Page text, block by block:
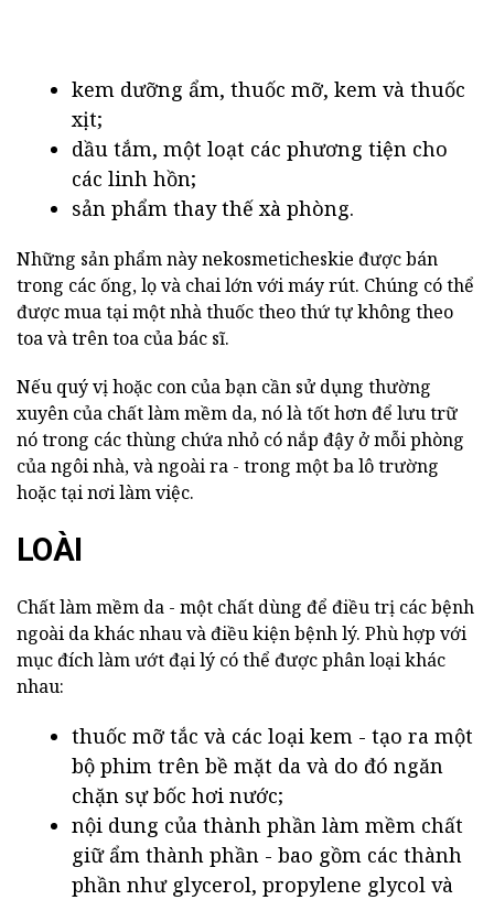
kem dưỡng ẩm, thuốc mỡ, kem và thuốc
xịt;
dầu tắm, một loạt các phương tiện cho
các linh hồn;
sản phẩm thay thế xà phòng.
Những sản phẩm này nekosmeticheskie được bán
trong các ống, lọ và chai lớn với máy rút. Chúng có thể
được mua tại một nhà thuốc theo thứ tự không theo
toa và trên toa của bác sĩ.
Nếu quý vị hoặc con của bạn cần sử dụng thường
xuyên của chất làm mềm da, nó là tốt hơn để lưu trữ
nó trong các thùng chứa nhỏ có nắp đậy ở mỗi phòng
của ngôi nhà, và ngoài ra - trong một ba lô trường
hoặc tại nơi làm việc.
LOÀI
Chất làm mềm da - một chất dùng để điều trị các bệnh
ngoài da khác nhau và điều kiện bệnh lý. Phù hợp với
mục đích làm ướt đại lý có thể được phân loại khác
nhau:
thuốc mỡ tắc và các loại kem - tạo ra một
bộ phim trên bề mặt da và do đó ngăn
chặn sự bốc hơi nước;
nội dung của thành phần làm mềm chất
giữ ẩm thành phần - bao gồm các thành
phần như glycerol, propylene glycol và